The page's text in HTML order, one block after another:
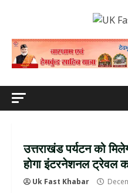
उत्तराखंड पर्यटन को
होगा इंटरनेशनल ट्रेवल
Uk Fast Khabar